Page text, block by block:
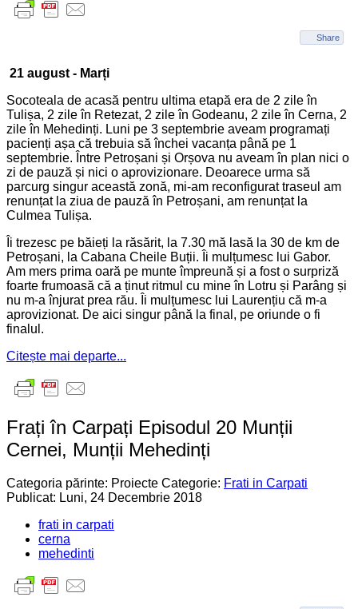
Share
21 august - Marți
Socoteala de acasă pentru ultima etapă era de 2 zile în
Tulișa, 2 zile în Retezat, 2 zile în Godeanu, 2 zile în Cerna, 2
zile în Mehedinți. Luni pe 3 septembrie aveam programați
pacienți așa că trebuia să închei vacanța până pe 1
septembrie. Între Petroșani și Orșova nu aveam în plan nici o
zi de pauză și nici o aprovizionare. Deoarece urma să
parcurg singur această zonă, mi-am reconfigurat traseul am
renunțat la ziua de pauză în Petroșani, am renunțat la
Culmea Tulișa.
Îi trezesc pe băieți la răsărit, la 7.30 mă lasă la 30 de km de
Petroșani, la Cabana Cheile Buții. Îi mulțumesc lui Gabor.
Am mers prima oară pe munte împreună și a fost o surpriză
foarte frumoasă că a ținut ritmul cu mine în Lotru și Parâng și
nu m-a înjurat prea rău. Îi mulțumesc lui Laurențiu că m-a
aprovizionat. De aici singur până la final, pe oriunde o fi
finalul.
Citește mai departe...
Frați în Carpați Episodul 20 Munții
Cernei, Munții Mehedinți
Categoria părinte: Proiecte Categorie: Frati in Carpati
Publicat: Luni, 24 Decembrie 2018
frati in carpati
cerna
mehedinti